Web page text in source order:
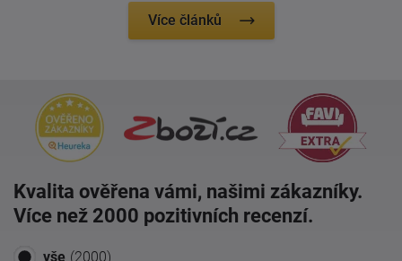
Více článků
Kvalita ověřena vámi, našimi zákazníky.
Více než 2000 pozitivních recenzí.
vše (2000)